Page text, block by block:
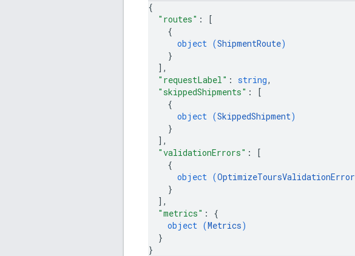
{
"routes" :
[
{
object (ShipmentRoute)
}
] ,
"requestLabel" : string,
"skippedShipments" :
[
{
object (SkippedShipment)
}
] ,
"validationErrors" :
[
{
object (OptimizeToursValidationError
}
] ,
"metrics" : {
object (Metrics)
}
}